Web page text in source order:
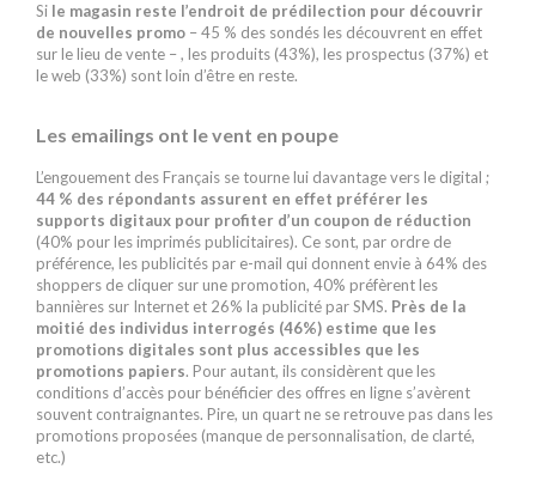
Si le magasin reste l’endroit de prédilection pour découvrir
de nouvelles promo – 45 % des sondés les découvrent en effet
sur le lieu de vente – , les produits (43%), les prospectus (37%) et
le web (33%) sont loin d’être en reste.
Les emailings ont le vent en poupe
L’engouement des Français se tourne lui davantage vers le digital ;
44 % des répondants assurent en effet préférer les
supports digitaux pour profiter d’un coupon de réduction
(40% pour les imprimés publicitaires). Ce sont, par ordre de
préférence, les publicités par e-mail qui donnent envie à 64% des
shoppers de cliquer sur une promotion, 40% préfèrent les
bannières sur Internet et 26% la publicité par SMS. Près de la
moitié des individus interrogés (46%) estime que les
promotions digitales sont plus accessibles que les
promotions papiers. Pour autant, ils considèrent que les
conditions d’accès pour bénéficier des offres en ligne s’avèrent
souvent contraignantes. Pire, un quart ne se retrouve pas dans les
promotions proposées (manque de personnalisation, de clarté,
etc.)